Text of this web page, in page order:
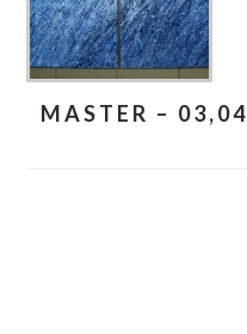
MASTER – 03,04